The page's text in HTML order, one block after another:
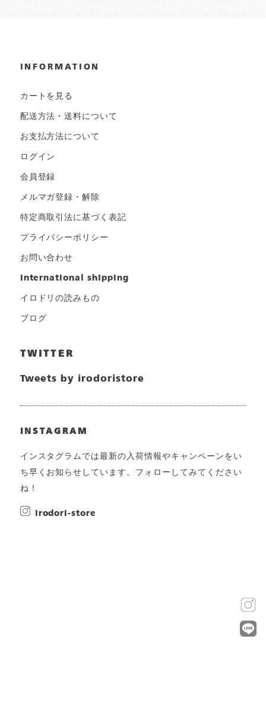
INFORMATION
カートを見る
配送方法・送料について
お支払方法について
ログイン
会員登録
メルマガ登録・解除
特定商取引法に基づく表記
プライバシーポリシー
お問い合わせ
international shipping
イロドリの読みもの
ブログ
TWITTER
Tweets by irodoristore
INSTAGRAM
インスタグラムでは最新の入荷情報やキャンペーンをい
ち早くお知らせしています。フォローしてみてください
ね！
irodori-store